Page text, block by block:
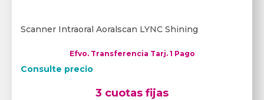
Scanner Intraoral Aoralscan LYNC Shining
Efvo. Transferencia Tarj. 1 Pago
Consulte precio
3 cuotas fijas